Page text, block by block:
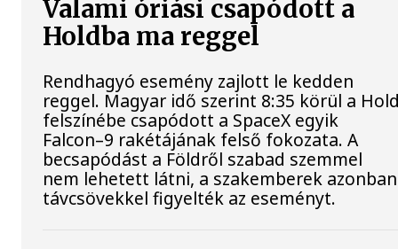
Valami óriási csapódott a
Holdba ma reggel
Rendhagyó esemény zajlott le kedden
reggel. Magyar idő szerint 8:35 körül a
felszínébe csapódott a SpaceX egyik
Falcon–9 rakétájának felső fokozata. A
becsapódást a Földről szabad szemmel
nem lehetett látni, a szakemberek azonban
távcsövekkel figyelték az eseményt.